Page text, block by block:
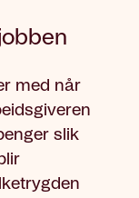
med når
slik